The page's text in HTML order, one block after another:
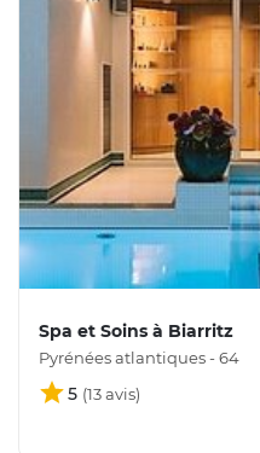
Spa et Soins à Biarritz
Pyrénées atlantiques - 64
5